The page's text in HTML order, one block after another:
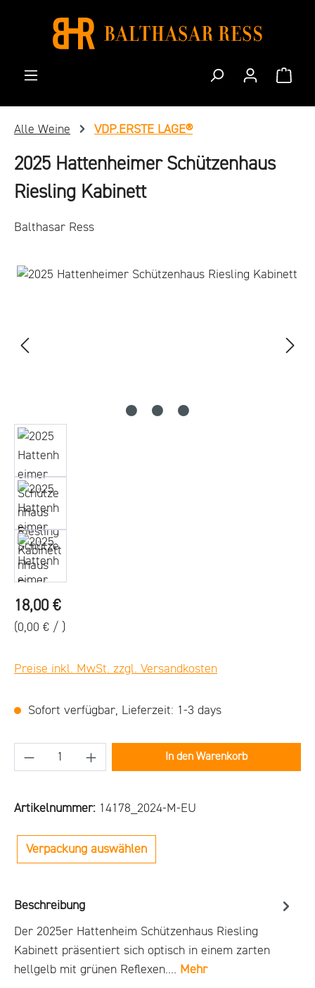
Zum Hauptinhalt springen
Alle Weine VDP.ERSTE LAGE®
2025 Hattenheimer Schützenhaus
Riesling Kabinett
Balthasar Ress
Bildergalerie überspringen
Regulärer Preis:
18,00 €
(0,00 € / )
Preise inkl. MwSt. zzgl. Versandkosten
Sofort verfügbar, Lieferzeit: 1-3 days
Produkt Anzahl: Gib den gewünschten Wert
In den Warenkorb
Artikelnummer: 14178_2024-M-EU
Verpackung auswählen
Beschreibung
Der 2025er Hattenheim Schützenhaus Riesling
Kabinett präsentiert sich optisch in einem zarten
hellgelb mit grünen Reflexen.… Mehr